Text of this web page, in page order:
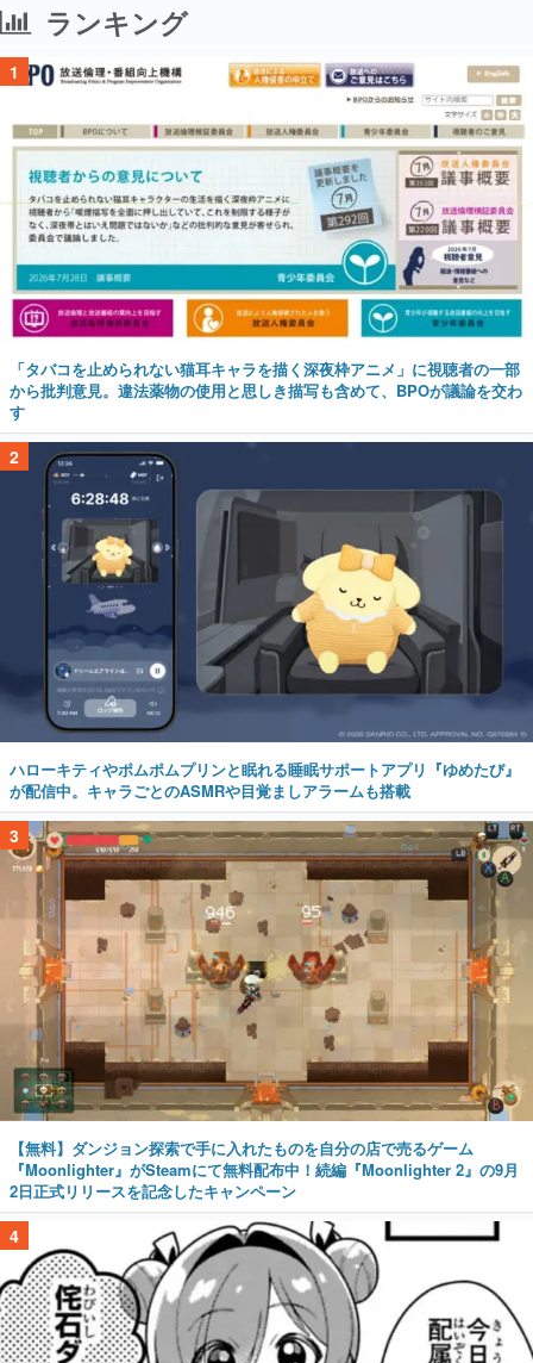
ランキング
1
「タバコを止められない猫耳キャラを描く深夜枠アニメ」に視聴者の一部
から批判意見。違法薬物の使用と思しき描写も含めて、BPOが議論を交わ
す
2
ハローキティやポムポムプリンと眠れる睡眠サポートアプリ『ゆめたび』
が配信中。キャラごとのASMRや目覚ましアラームも搭載
3
【無料】ダンジョン探索で手に入れたものを自分の店で売るゲーム
『Moonlighter』がSteamにて無料配布中！続編『Moonlighter 2』の9月
2日正式リリースを記念したキャンペーン
4